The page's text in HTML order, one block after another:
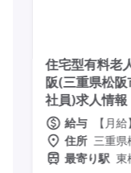
住宅型有料老
阪(三重県松
社員)求人情報
給与
【月
住所 三重県
最寄り駅 東